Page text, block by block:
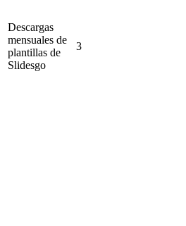
Descargas
mensuales de
plantillas de
Slidesgo
3